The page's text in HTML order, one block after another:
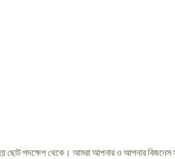
ছোট পদক্ষেপ থেকে। আমরা আপনার ও আপনার বিজনেস